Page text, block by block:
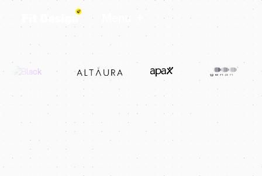
Menu
5 gwiazdek w Google i Clutch
Z ponad 100 opinii
Strony WordPress
Dla Twojej Firmy